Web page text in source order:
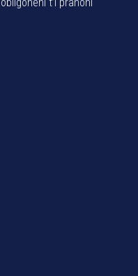
t’i pranoni